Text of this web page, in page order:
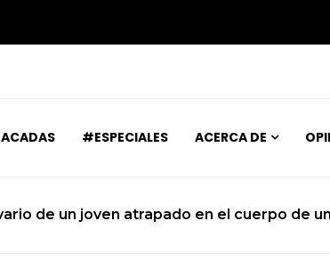
#ESPECIALES ACERCA DE
de un joven atrapado en el cuerpo de